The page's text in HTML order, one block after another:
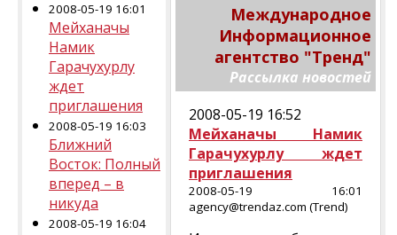
2008-05-19 16:01
Мейханачы
Намик
Гарачухурлу
ждет
приглашения
2008-05-19 16:03
Ближний
Восток: Полный
вперед – в
никуда
2008-05-19 16:04
Международное
Информационное
агентство "Тренд"
Рассылка новостей
2008-05-19 16:52
Мейханачы Намик
Гарачухурлу ждет
приглашения
2008-05-19 16:01
agency@trendaz.com (Trend)